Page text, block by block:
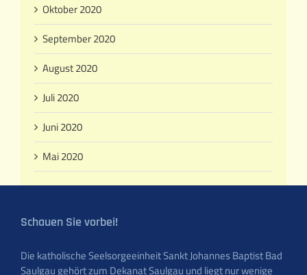
Oktober 2020
September 2020
August 2020
Juli 2020
Juni 2020
Mai 2020
Schauen Sie vorbei!
Die katholische Seelsorgeeinheit Sankt Johannes Baptist Bad
Saulgau gehört zum Dekanat Saulgau und liegt nur wenige